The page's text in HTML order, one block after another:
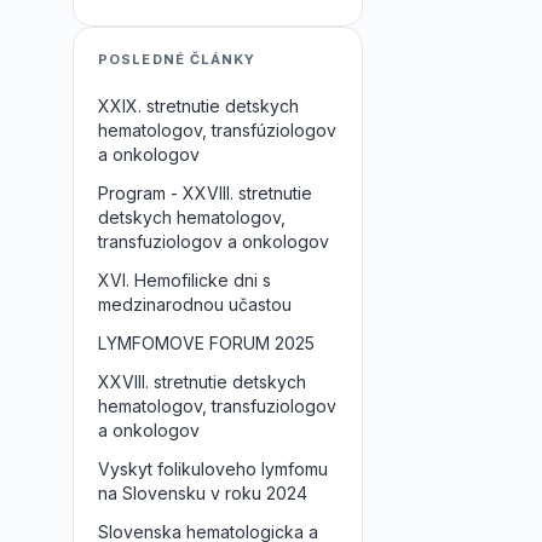
POSLEDNÉ ČLÁNKY
XXIX. stretnutie detskych
hematologov, transfúziologov
a onkologov
Program - XXVIII. stretnutie
detskych hematologov,
transfuziologov a onkologov
XVI. Hemofilicke dni s
medzinarodnou učastou
LYMFOMOVE FORUM 2025
XXVIII. stretnutie detskych
hematologov, transfuziologov
a onkologov
Vyskyt folikuloveho lymfomu
na Slovensku v roku 2024
Slovenska hematologicka a